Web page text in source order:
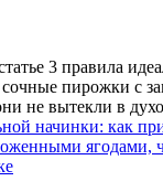
начинки: как
ягодами,